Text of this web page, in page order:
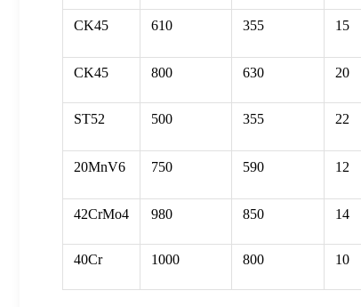
CK45 610 355 15
CK45 800 630 20
ST52 500 355 22
20MnV6 750 590 12
42CrMo4 980 850 14
40Cr 1000 800 10